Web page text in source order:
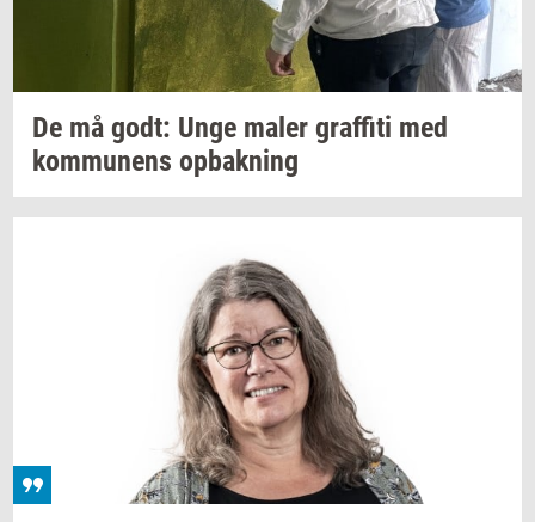
De må godt: Unge maler graf­fi­ti med
kom­mu­nens op­bak­ning